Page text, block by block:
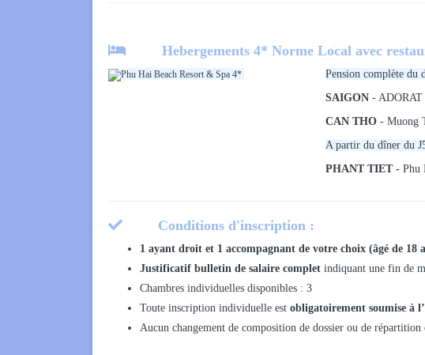
 Hebergements 4* Norme Local avec
Phu Hai Beach Resort & Spa 4*
Pension complète du
SAIGON -
CAN THO - Muong
A partir du dîner du
PHANT TIET - Phu
 Conditions d'inscription :
1 ayant droit et 1 accompagnant de votre choix (âgé de 18
Justificatif bulletin de salaire complet indiquant une fin de
Chambres individuelles disponibles : 3
Toute inscription individuelle est obligatoirement soumise à
Aucun changement de composition de dossier ou de répartition